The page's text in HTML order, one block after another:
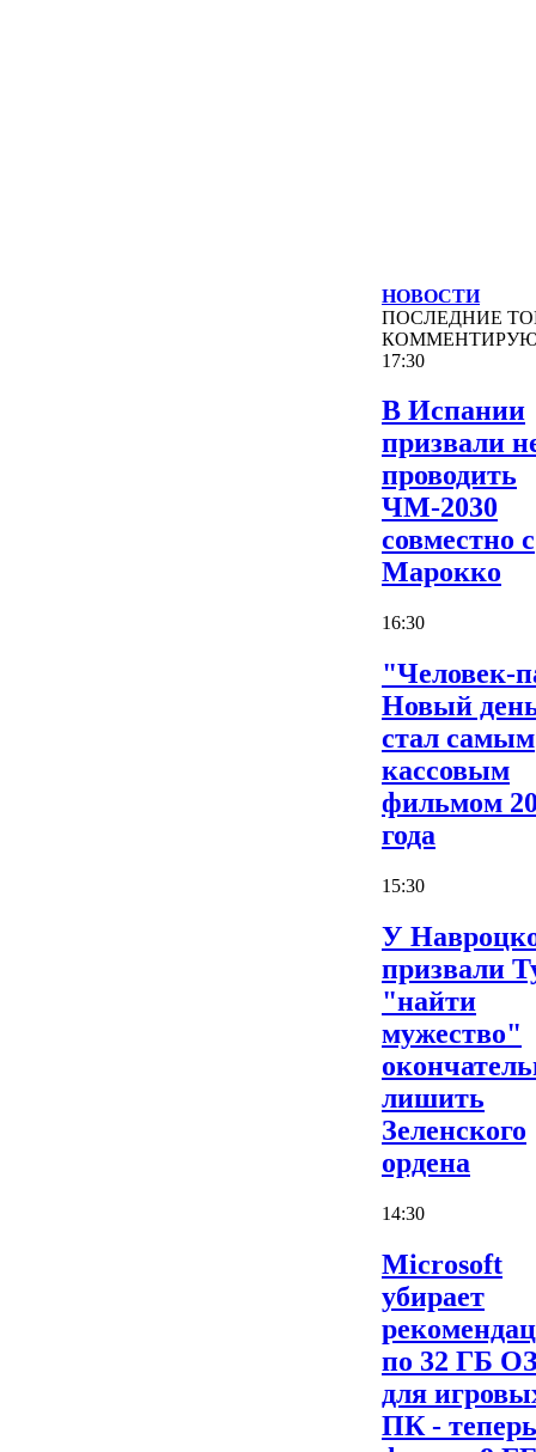
НОВОСТИ
ПОСЛЕДНИЕ
17:30
В Испании
призвали
проводить
ЧМ-2030
совместно с
Марокко
16:30
"Человек-
Новый
стал самым
кассовым
фильмом
года
15:30
У
призвали
"найти
мужество"
лишить
Зеленского
ордена
14:30
Microsoft
убирает
по 32 ГБ
для
ПК -